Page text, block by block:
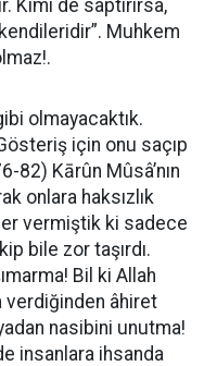
Kimi de saptırırsa,
Muhkem
olmayacaktık.
için onu saçıp
82) Kārûn Mûsâ’nın
onlara haksızlık
vermiştik ki sadece
bile zor taşırdı.
Bil ki Allah
verdiğinden âhiret
nasibini unutma!
insanlara ihsanda